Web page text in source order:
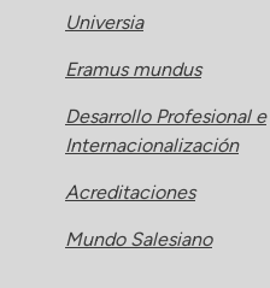
Universia
Eramus mundus
Desarrollo Profesional e
Internacionalización
Acreditaciones
Mundo Salesiano